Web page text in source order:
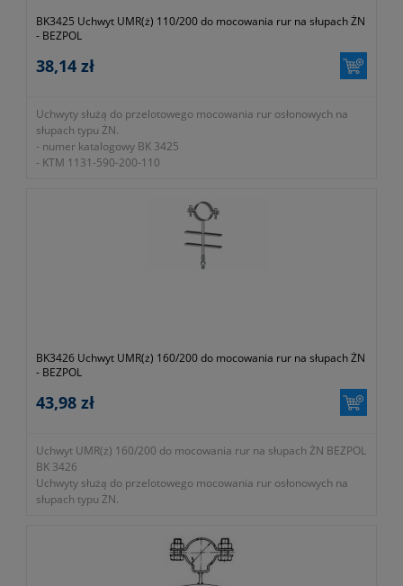
BK3425 Uchwyt UMR(ż) 110/200 do mocowania rur na słupach ŻN
- BEZPOL
38,14 zł
Uchwyty służą do przelotowego mocowania rur osłonowych na
słupach typu ŻN.
- numer katalogowy BK 3425
- KTM 1131-590-200-110
BK3426 Uchwyt UMR(ż) 160/200 do mocowania rur na słupach ŻN
- BEZPOL
43,98 zł
Uchwyt UMR(ż) 160/200 do mocowania rur na słupach ŻN BEZPOL
BK 3426
Uchwyty służą do przelotowego mocowania rur osłonowych na
słupach typu ŻN.